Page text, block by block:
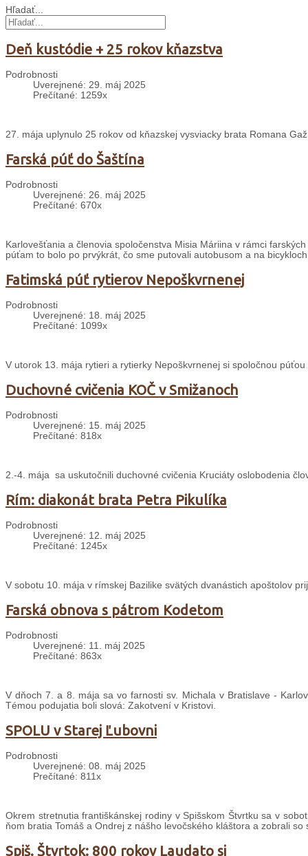
Hľadať...
Deň kustódie + 25 rokov kňazstva
Podrobnosti
Uverejnené: 29. máj 2025
Prečítané: 1259x
27. mája uplynulo 25 rokov od kňazskej vysviacky brata Romana
Farská púť do Šaštína
Podrobnosti
Uverejnené: 26. máj 2025
Prečítané: 670x
Karlovešťania a členovia spoločenstva Misia Máriina v rámci
púťam to bolo po prvýkrát, čo sme putovali autobusom a na
Fatimská púť rytierov Nepoškvrnenej
Podrobnosti
Uverejnené: 18. máj 2025
Prečítané: 1099x
V utorok 13. mája rytieri a rytierky Nepoškvrnenej si spoločnou
Duchovné cvičenia KOČ v Smižanoch
Podrobnosti
Uverejnené: 15. máj 2025
Prečítané: 818x
2.-4. mája sa uskutočnili duchovné cvičenia Kruciáty oslobodenia
Rím: diakonát brata Petra Pikulíka
Podrobnosti
Uverejnené: 12. máj 2025
Prečítané: 1245x
V sobotu 10. mája v rímskej Bazilike svätých dvanástich apoštolov
Farská obnova s pátrom Kodetom
Podrobnosti
Uverejnené: 11. máj 2025
Prečítané: 863x
V dňoch 7. a 8. mája sa vo farnosti sv. Michala v Bratislave -
Témou podujatia boli slová: Zakotvení v Kristovi.
SPOLU v Starej Ľubovni
Podrobnosti
Uverejnené: 08. máj 2025
Prečítané: 811x
Okrem stretnutia františkánskej rodiny v Spišskom Štvrtku sa v
ňom bratia Tomáš a Ondrej z nášho levočského kláštora a zobrali
Spiš. Štvrtok: 800 rokov Laudato si